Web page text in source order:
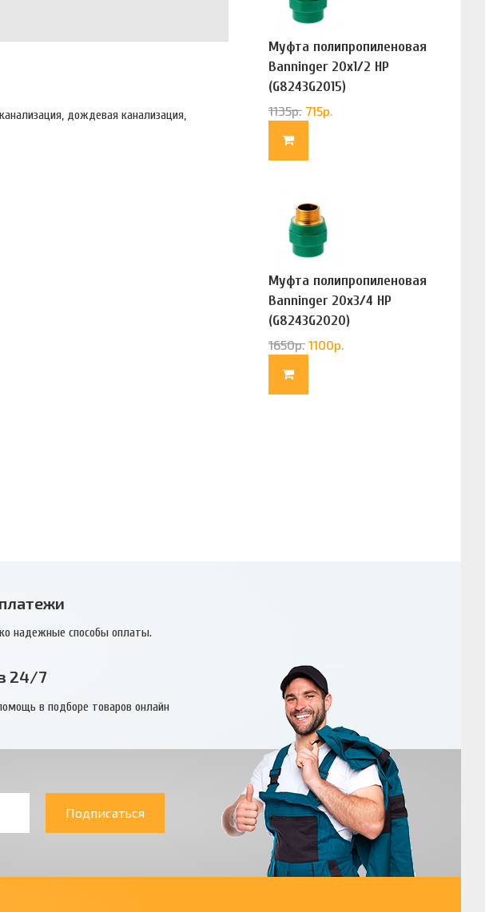
дождевая канализация,
Муфта полипропиленовая
Banninger 20х1/2 НР
(G8243G2015)
1135р. 715р.
Муфта полипропиленовая
Banninger 20х3/4 НР
(G8243G2020)
1650р. 1100р.
надежные способы оплаты.
24/7
в подборе товаров онлайн
Подписаться